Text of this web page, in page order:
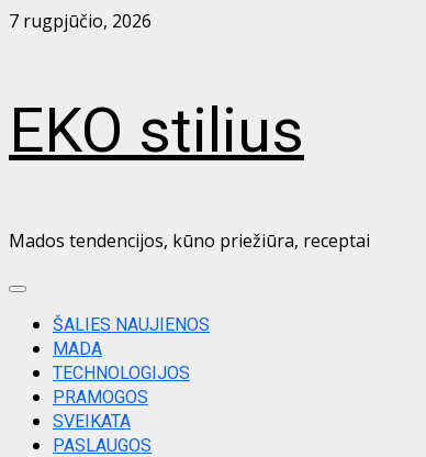
Skip
7 rugpjūčio, 2026
EKO stilius
Mados tendencijos, kūno priežiūra, receptai
Primary
MenuŠALIES NAUJIENOS
MADA
TECHNOLOGIJOS
PRAMOGOS
SVEIKATA
PASLAUGOS